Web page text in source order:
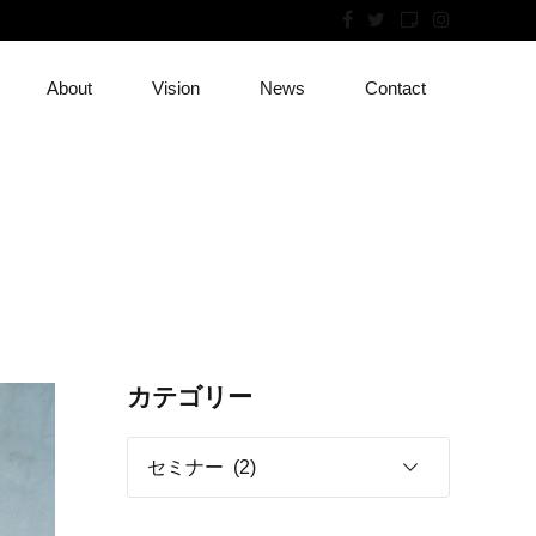
About Vision News Contact
カテゴリー
セミナー (2)